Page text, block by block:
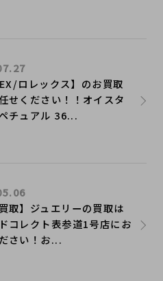
ロレックス】のお買取
せください！！オイスタ
チュアル 36...
取】ジュエリーの買取は
コレクト表参道1号店にお
さい！お...